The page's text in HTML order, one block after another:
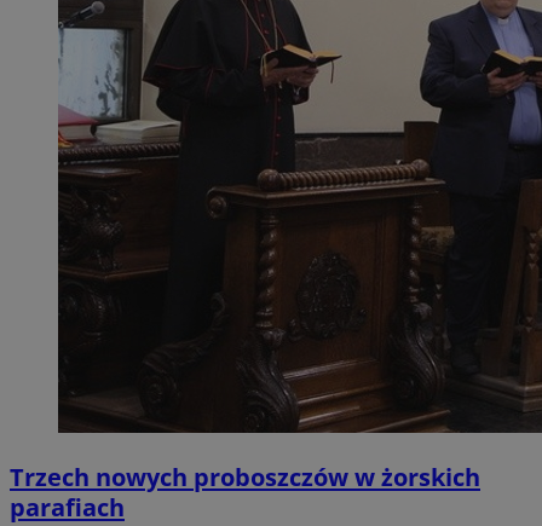
Trzech nowych proboszczów w żorskich
parafiach